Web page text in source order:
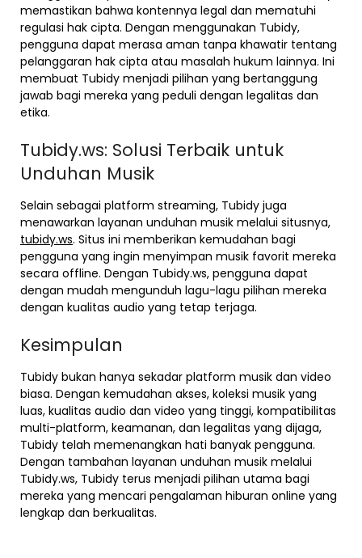
memastikan bahwa kontennya legal dan mematuhi
regulasi hak cipta. Dengan menggunakan Tubidy,
pengguna dapat merasa aman tanpa khawatir tentang
pelanggaran hak cipta atau masalah hukum lainnya. Ini
membuat Tubidy menjadi pilihan yang bertanggung
jawab bagi mereka yang peduli dengan legalitas dan
etika.
Tubidy.ws: Solusi Terbaik untuk
Unduhan Musik
Selain sebagai platform streaming, Tubidy juga
menawarkan layanan unduhan musik melalui situsnya,
tubidy.ws. Situs ini memberikan kemudahan bagi
pengguna yang ingin menyimpan musik favorit mereka
secara offline. Dengan Tubidy.ws, pengguna dapat
dengan mudah mengunduh lagu-lagu pilihan mereka
dengan kualitas audio yang tetap terjaga.
Kesimpulan
Tubidy bukan hanya sekadar platform musik dan video
biasa. Dengan kemudahan akses, koleksi musik yang
luas, kualitas audio dan video yang tinggi, kompatibilitas
multi-platform, keamanan, dan legalitas yang dijaga,
Tubidy telah memenangkan hati banyak pengguna.
Dengan tambahan layanan unduhan musik melalui
Tubidy.ws, Tubidy terus menjadi pilihan utama bagi
mereka yang mencari pengalaman hiburan online yang
lengkap dan berkualitas.